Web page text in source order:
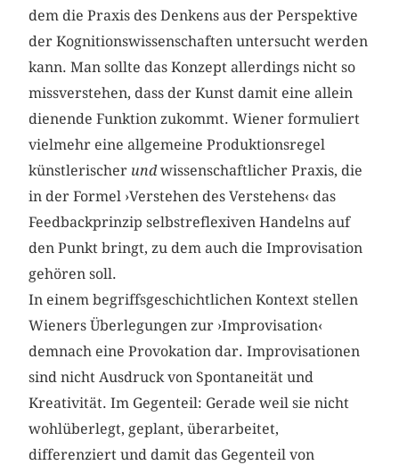
dem die Praxis des Denkens aus der Perspektive
der Kognitionswissenschaften untersucht werden
kann. Man sollte das Konzept allerdings nicht so
missverstehen, dass der Kunst damit eine allein
dienende Funktion zukommt. Wiener formuliert
vielmehr eine allgemeine Produktionsregel
künstlerischer undwissenschaftlicher Praxis, die
in der Formel ›Verstehen des Verstehens‹ das
Feedbackprinzip selbstreflexiven Handelns auf
den Punkt bringt, zu dem auch die Improvisation
gehören soll.
In einem begriffsgeschichtlichen Kontext stellen
Wieners Überlegungen zur ›Improvisation‹
demnach eine Provokation dar. Improvisationen
sind nicht Ausdruck von Spontaneität und
Kreativität. Im Gegenteil: Gerade weil sie nicht
wohlüberlegt, geplant, überarbeitet,
differenziert und damit das Gegenteil von